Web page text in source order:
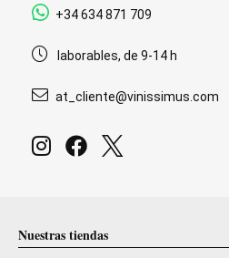
+34 634 871 709
laborables, de 9-14 h
at_cliente@vinissimus.com
Nuestras tiendas